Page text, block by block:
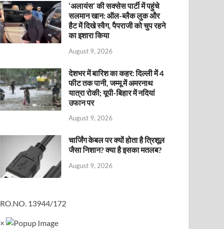
‘अलायंस’ की सक्सेस पार्टी में पहुंचे
सलमान खान: ऑल-ब्लैक लुक और
हैट में दिखे स्वैग, पैपराजी को चुप रहने
का इशारा किया
August 9, 2026
देशभर में बारिश का कहर: दिल्ली में 4
फीट तक पानी, जम्मू में अमरनाथ
यात्रा रोकी; यूपी-बिहार में नदियां
उफान पर
August 9, 2026
चार्जिंग केबल पर क्यों होता है त्रिशूल
जैसा निशान? क्या है इसका मतलब?
August 9, 2026
RO.NO. 13944/172
×